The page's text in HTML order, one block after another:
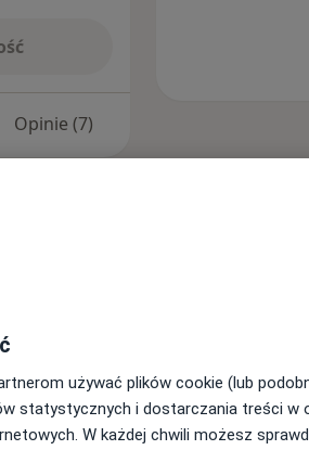
Opinie (7)
swoje
-
dzień.
używać plików cookie (lub
statystycznych i dostarczania treści w
W każdej chwili możesz